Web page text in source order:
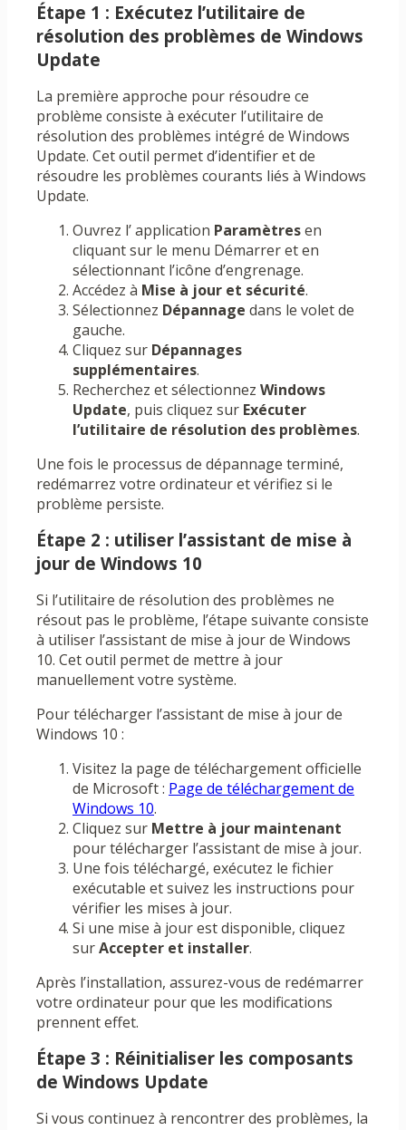
Étape 1 : Exécutez l’utilitaire de
résolution des problèmes de Windows
Update
La première approche pour résoudre ce
problème consiste à exécuter l’utilitaire de
résolution des problèmes intégré de Windows
Update. Cet outil permet d’identifier et de
résoudre les problèmes courants liés à Windows
Update.
Ouvrez l’ application Paramètresen
cliquant sur le menu Démarrer et en
sélectionnant l’icône d’engrenage.
Accédez à Mise à jour et sécurité.
Sélectionnez Dépannage dans le volet de
gauche.
Cliquez sur Dépannages
supplémentaires.
Recherchez et sélectionnez Windows
Update, puis cliquez sur Exécuter
l’utilitaire de résolution des problèmes.
Une fois le processus de dépannage terminé,
redémarrez votre ordinateur et vérifiez si le
problème persiste.
Étape 2 : utiliser l’assistant de mise à
jour de Windows 10
Si l’utilitaire de résolution des problèmes ne
résout pas le problème, l’étape suivante consiste
à utiliser l’assistant de mise à jour de Windows
10. Cet outil permet de mettre à jour
manuellement votre système.
Pour télécharger l’assistant de mise à jour de
Windows 10 :
Visitez la page de téléchargement officielle
de Microsoft : Page de téléchargement de
Windows 10.
Cliquez sur Mettre à jour maintenant
pour télécharger l’assistant de mise à jour.
Une fois téléchargé, exécutez le fichier
exécutable et suivez les instructions pour
vérifier les mises à jour.
Si une mise à jour est disponible, cliquez
surAccepter et installer.
Après l’installation, assurez-vous de redémarrer
votre ordinateur pour que les modifications
prennent effet.
Étape 3 : Réinitialiser les composants
de Windows Update
Si vous continuez à rencontrer des problèmes, la